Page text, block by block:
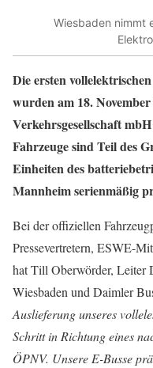
Wiesbaden nimmt
Die ersten
wurden am 18.
Verkehrsgesellschaft
Fahrzeuge sind Teil des
Einheiten des
Mannheim serienmäßig
Bei der offiziellen
Pressevertretern, ESWE-
hat Till Oberwörder, Leiter
Wiesbaden und Daimler
Auslieferung unseres
Schritt in Richtung eines
ÖPNV. Unsere E-Busse